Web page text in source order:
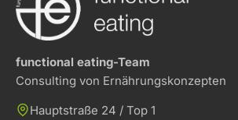
functional eating-Team
Consulting von Ernährungs­konzepten
Hauptstraße 24 / Top 1